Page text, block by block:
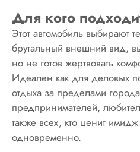
Для кого
Этот автомобиль выбирают
брутальный внешний вид,
но не готов жертвовать
Идеален как для деловых
отдыха за пределами
предпринимателей,
также всех, кто ценит имидж
одновременно.